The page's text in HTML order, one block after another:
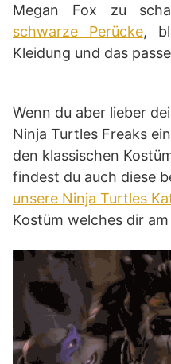
Megan Fox zu
schwarze Perücke,
Kleidung und das
Wenn du aber lieber
Ninja Turtles Freaks
den klassischen
findest du auch diese
unsere Ninja Turtles
Kostüm welches dir